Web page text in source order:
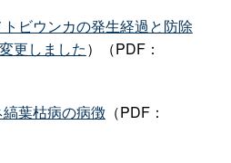
トビウンカの発生経過と防除
更しました）（PDF：
縞葉枯病の病徴（PDF：